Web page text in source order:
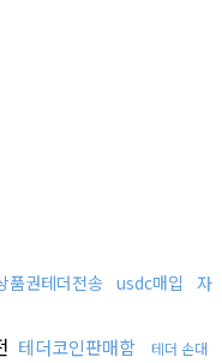
품권테더전송 usdc매입
자
테더코인판매함
테더 손대